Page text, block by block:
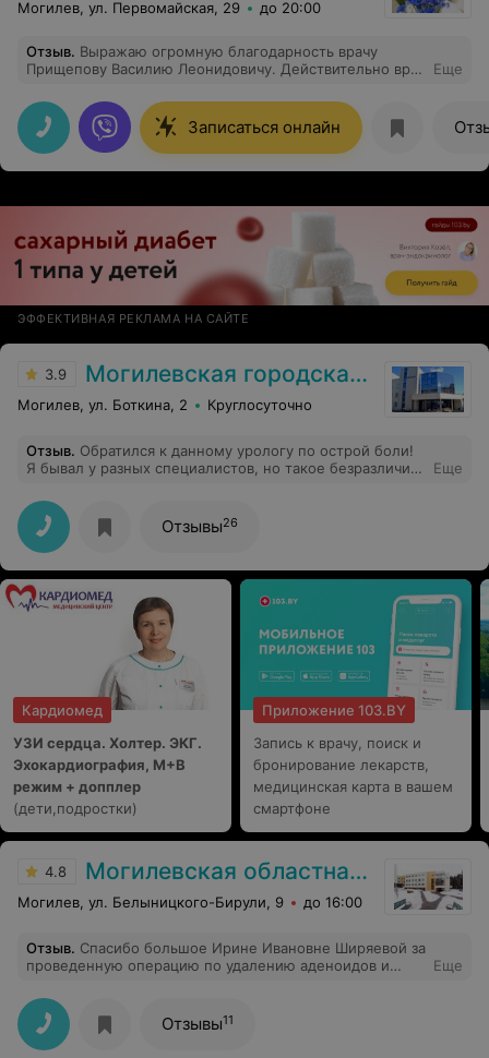
Могилев, ул. Первомайская, 29 до 20:00
Отзыв. Выражаю огромную благодарность врачу
Прищепову Василию Леонидовичу. Действительно врач
Подробно рассказал о диагнозе и тактике лечения.
Человек, на приеме у которого волнение уходит с
первых минут и остаётся абсолютное доверие его
профессионализму.
Еще
Записаться онлайн
ЭФФЕКТИВНАЯ РЕКЛАМА НА САЙТЕ
3.9 Могилевская городская больница скорой медицинской помощи
Могилев, ул. Боткина, 2 Круглосуточно
Отзыв. Обратился к данному урологу по острой боли!
Я бывал у разных специалистов, но такое безразличие
читалось и в разговоре и во взгляде. Не тратьте свое
время на таких специалистов!
Еще
Отзывы26
Кардиомед
УЗИ сердца. Холтер. ЭКГ.
Эхокардиография, М+В
режим + допплер
(дети,подростки)
Приложение 103.BY
Запись к врачу, поиск и
бронирование лекарств,
медицинская карта в вашем
смартфоне
4.8 Могилевская областная детская больница
Могилев, ул. Белыницкого-Бирули, 9 до 16:00
Отзыв. Спасибо большое Ирине Ивановне Ширяевой за
проведенную операцию по удалению аденоидов и
безболезненно для ребенка и мамы.
Еще
Отзывы11